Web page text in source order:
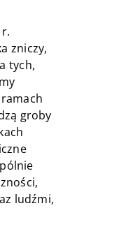
zniczy,
tych,
groby
ludźmi,